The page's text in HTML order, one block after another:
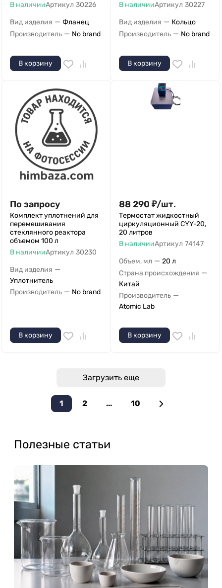
В наличииАртикул 30226
Вид изделия — Фланец
Производитель — No brand
В корзину
В наличииАртикул 30227
Вид изделия — Кольцо
Производитель — No brand
В корзину
По запросу
Комплект уплотнений для
перемешивания
стеклянного реактора
объемом 100 л
В наличииАртикул 30230
Вид изделия —
Уплотнитель
Производитель — No brand
В корзину
88 290 ₽/шт.
Термостат жидкостный
циркуляционный CYY-20,
20 литров
В наличииАртикул 74147
Объем, мл — 20 л
Страна происхождения —
Китай
Производитель —
Atomic Lab
В корзину
Загрузить еще
1 2 ... 10
Полезные статьи